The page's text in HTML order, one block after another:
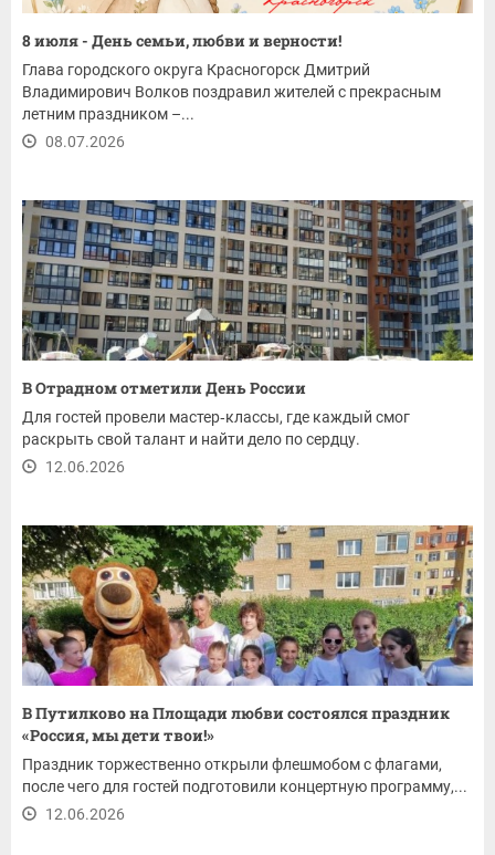
8 июля - День семьи, любви и верности!
Глава городского округа Красногорск Дмитрий
Владимирович Волков поздравил жителей с прекрасным
летним праздником –...
08.07.2026
В Отрадном отметили День России
Для гостей провели мастер‑классы, где каждый смог
раскрыть свой талант и найти дело по сердцу.
12.06.2026
В Путилково на Площади любви состоялся праздник
«Россия, мы дети твои!»
Праздник торжественно открыли флешмобом с флагами,
после чего для гостей подготовили концертную программу,...
12.06.2026